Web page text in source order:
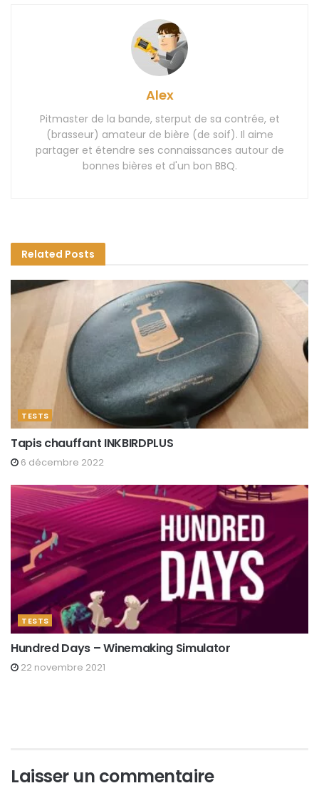
Alex
Pitmaster de la bande, sterput de sa contrée, et
(brasseur) amateur de bière (de soif). Il aime
partager et étendre ses connaissances autour de
bonnes bières et d'un bon BBQ.
Related Posts
TESTS
Tapis chauffant INKBIRDPLUS
6 décembre 2022
TESTS
Hundred Days – Winemaking Simulator
22 novembre 2021
Laisser un commentaire